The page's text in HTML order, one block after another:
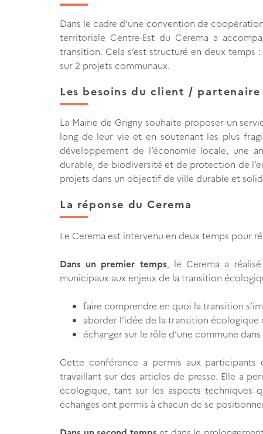
Dans le cadre d’une convention de
territoriale Centre-Est du Cerema a
transition. Cela s’est structuré en deux
sur 2 projets communaux.
Les besoins du client / partenaire
La Mairie de Grigny souhaite proposer un
long de leur vie et en soutenant les plus
développement de l’économie locale, une
durable, de biodiversité et de protection de
projets dans un objectif de ville durable et
La réponse du Cerema
Le Cerema est intervenu en deux temps pour
Dans un premier temps, le Cerema a
municipaux aux enjeux de la transition
faire comprendre en quoi la transition
aborder l’idée de la transition
échanger sur le rôle d’une commune
Cette conférence a permis aux participants
travaillant sur des articles de presse. Elle a
écologique, tant sur les aspects techniques
échanges ont permis à chacun de se